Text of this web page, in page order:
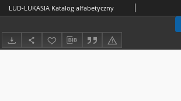
LUD-LUKASIA Katalog alfabetyczny